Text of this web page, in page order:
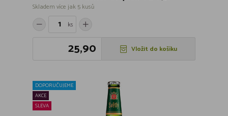
Skladem více jak 5 kusů
ks
25,90 Vložit do košíku
DOPORUČUJEME
AKCE
SLEVA